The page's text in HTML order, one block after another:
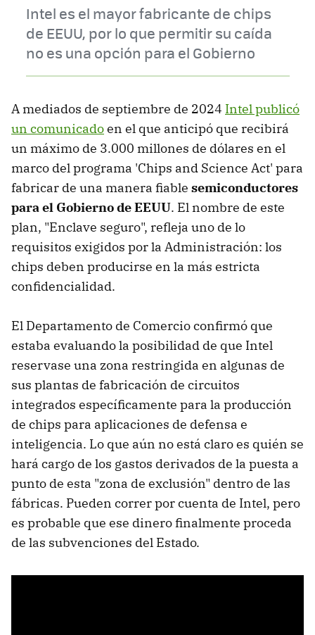
Intel es el mayor fabricante de chips
de EEUU, por lo que permitir su caída
no es una opción para el Gobierno
A mediados de septiembre de 2024 Intel publicó
un comunicadoen el que anticipó que recibirá
un máximo de 3.000 millones de dólares en el
marco del programa 'Chips and Science Act' para
fabricar de una manera fiable semiconductores
para el Gobierno de EEUU. El nombre de este
plan, "Enclave seguro", refleja uno de lo
requisitos exigidos por la Administración: los
chips deben producirse en la más estricta
confidencialidad.
El Departamento de Comercio confirmó que
estaba evaluando la posibilidad de que Intel
reservase una zona restringida en algunas de
sus plantas de fabricación de circuitos
integrados específicamente para la producción
de chips para aplicaciones de defensa e
inteligencia. Lo que aún no está claro es quién se
hará cargo de los gastos derivados de la puesta a
punto de esta "zona de exclusión" dentro de las
fábricas. Pueden correr por cuenta de Intel, pero
es probable que ese dinero finalmente proceda
de las subvenciones del Estado.